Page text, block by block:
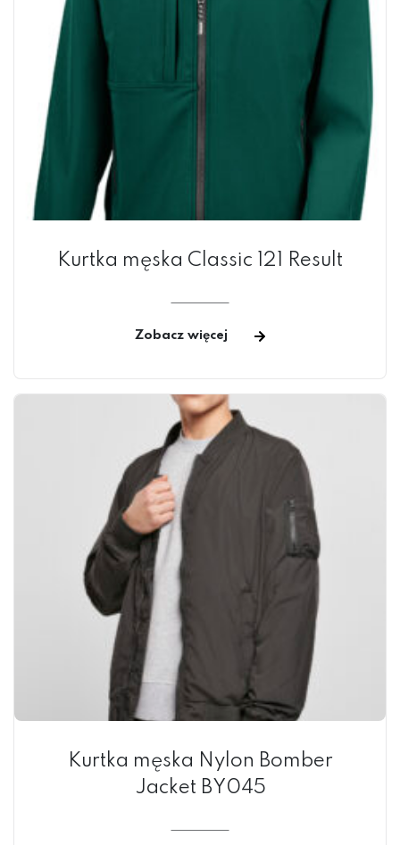
Kurtka męska Classic 121 Result
Zobacz więcej
Kurtka męska Nylon Bomber
Jacket BY045